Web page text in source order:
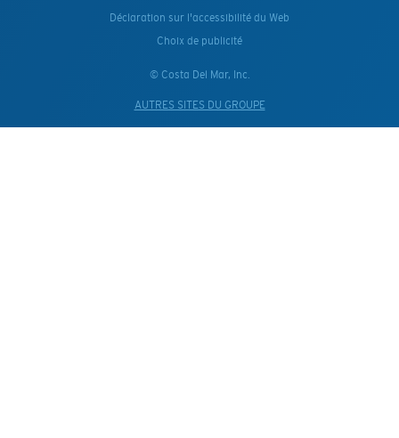
Déclaration sur l'accessibilité du Web
Choix de publicité
© Costa Del Mar, Inc.
AUTRES SITES DU GROUPE